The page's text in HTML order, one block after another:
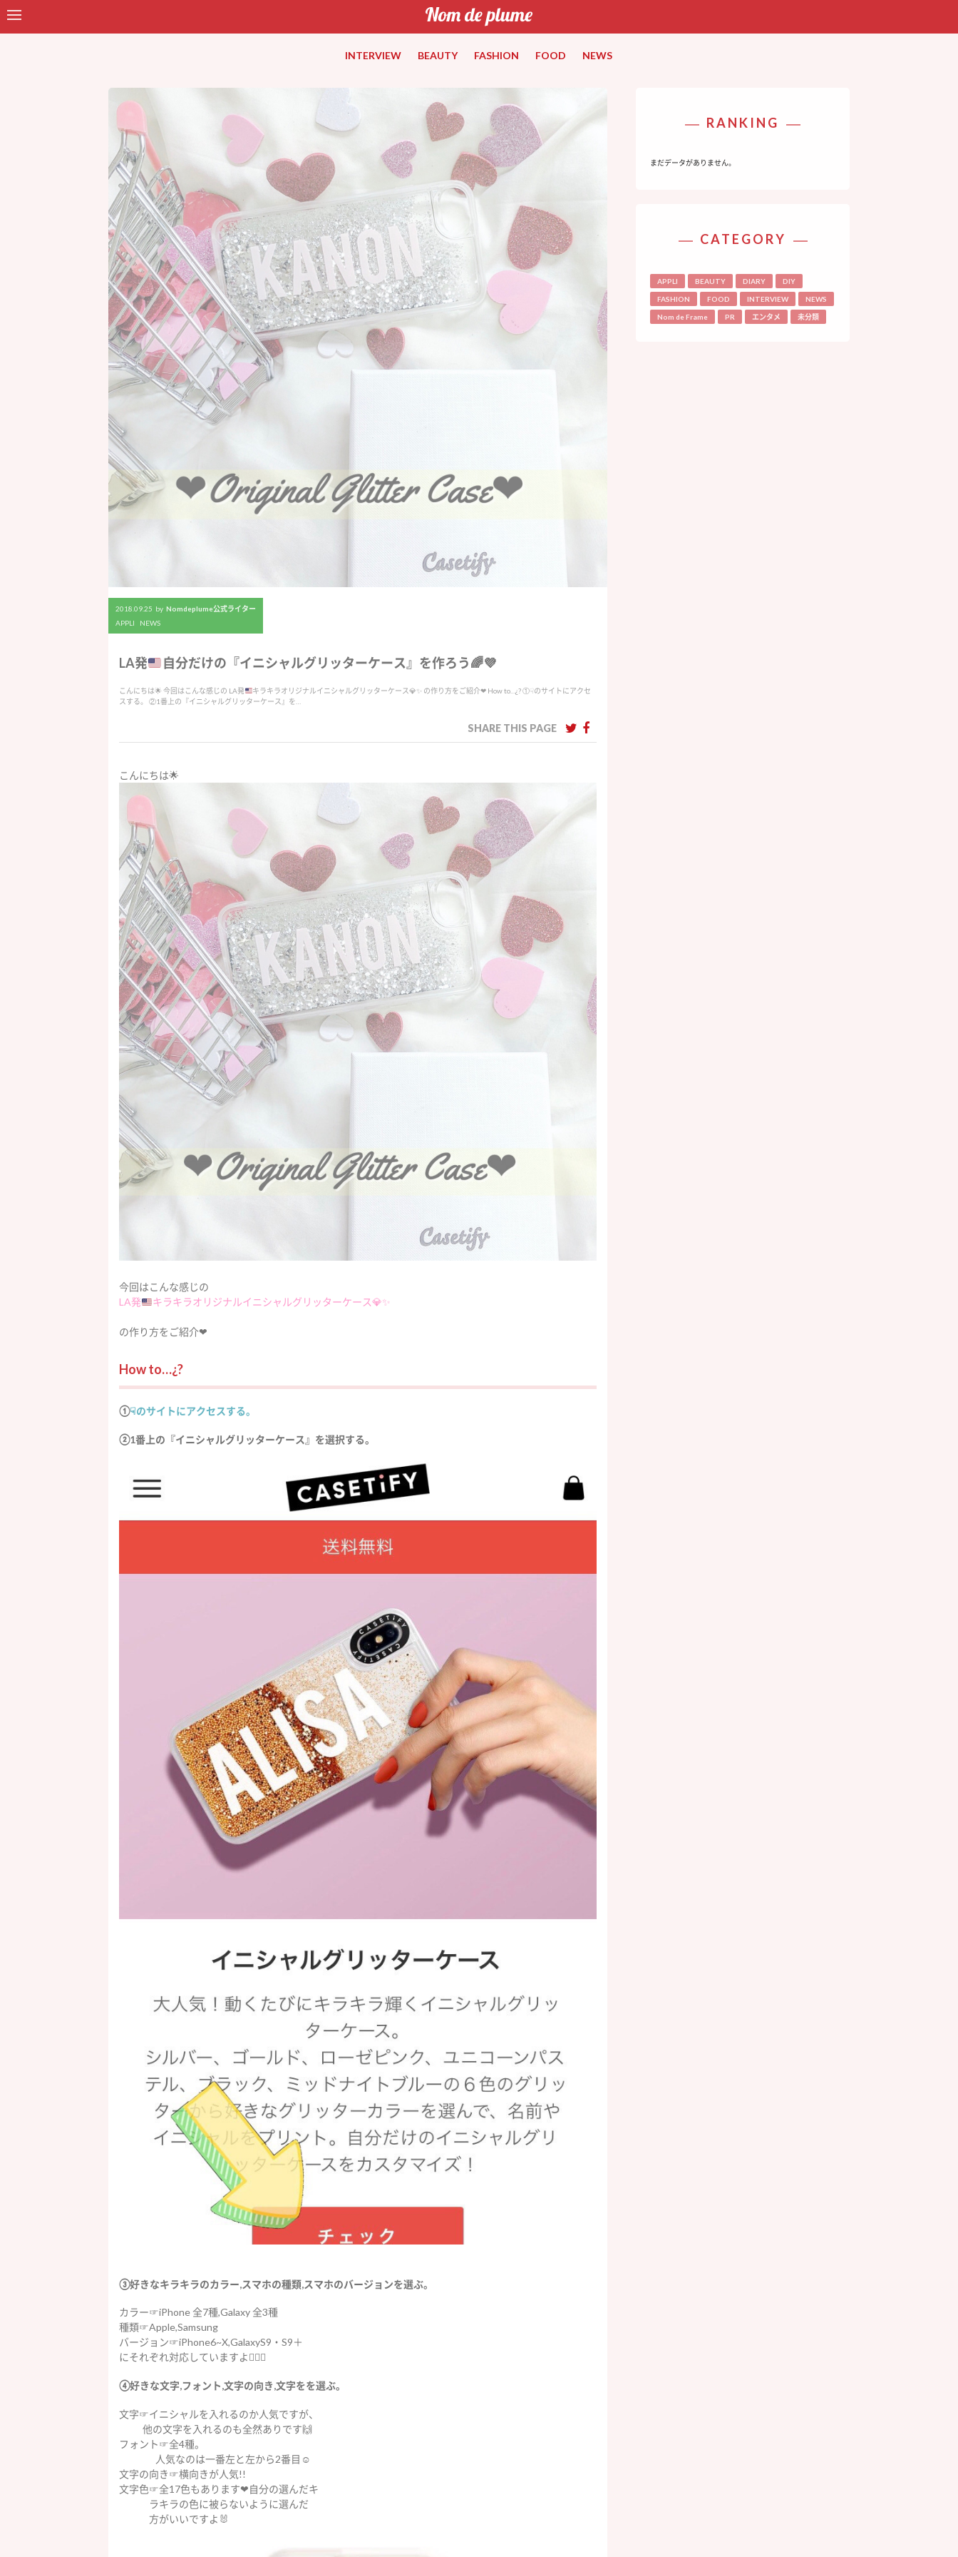
INTERVIEW BEAUTY FASHION FOOD NEWS
2018.09.25 by Nomdeplume公式ライター
APPLI
NEWS
LA発 自分だけの『イニシャルグリッターケース』を作ろう🌈💜
こんにちは🌟 今回はこんな感じの LA発 キラキラオリジナルイニシャルグリッターケース💎✨ の作り方をご紹介❤︎ How to…¿? ①☟のサイトにアクセ
スする。 ②1番上の『イニシャルグリッターケース』を…
SHARE THIS PAGE
こんにちは🌟
今回はこんな感じの
LA発
キラキラオリジナルイニシャルグリッターケース💎✨
の作り方をご紹介❤︎
How to…¿?
①☟のサイトにアクセスする。
②1番上の『イニシャルグリッターケース』を選択する。
③好きなキラキラのカラー,スマホの種類,スマホのバージョンを選ぶ。
カラー☞iPhone 全7種,Galaxy 全3種
種類☞Apple,Samsung
バージョン☞iPhone6~X,GalaxyS9・S9＋
にそれぞれ対応していますよ🙆🏻‍♀️
④好きな文字,フォント,文字の向き,文字をを選ぶ。
文字☞イニシャルを入れるのか人気ですが、
他の文字を入れるのも全然ありです🙌
フォント☞全4種。
人気なのは一番左と左から2番目︎☺︎
文字の向き☞横向きが人気!!
文字色☞全17色もあります❤︎自分の選んだキ
ラキラの色に被らないように選んだ
方がいいですよ🐰
RANKING
まだデータがありません。
CATEGORY
APPLI BEAUTY DIARY DIY
FASHION FOOD INTERVIEW NEWS
Nom de Frame PR エンタメ 未分類